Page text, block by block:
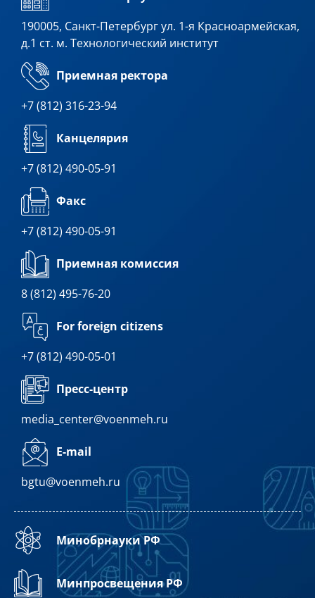
190005, Санкт-Петербург ул. 1-я Красноармейская,
д.1 ст. м. Технологический институт
Приемная ректора
+7 (812) 316-23-94
Канцелярия
+7 (812) 490-05-91
Факс
+7 (812) 490-05-91
Приемная комиссия
8 (812) 495-76-20
For foreign citizens
+7 (812) 490-05-01
Пресс-центр
media_center@voenmeh.ru
E-mail
bgtu@voenmeh.ru
Минобрнауки РФ
Минпросвещения РФ